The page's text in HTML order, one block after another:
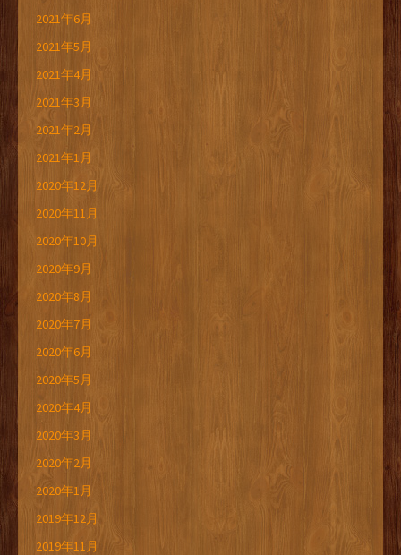
2021年6月
2021年5月
2021年4月
2021年3月
2021年2月
2021年1月
2020年12月
2020年11月
2020年10月
2020年9月
2020年8月
2020年7月
2020年6月
2020年5月
2020年4月
2020年3月
2020年2月
2020年1月
2019年12月
2019年11月